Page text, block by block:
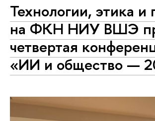
Технологии, этика и
на ФКН НИУ ВШЭ
четвертая
«ИИ и общество —